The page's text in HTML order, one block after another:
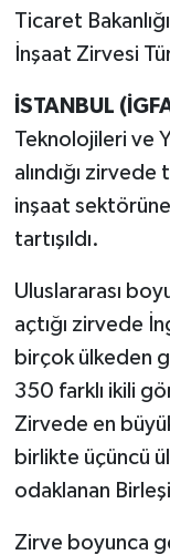
Ticaret
İnşaat Zirvesi
İSTANBUL
Teknolojileri ve
alındığı
inşaat
tartışıldı.
Uluslararası
açtığı zirvede
birçok ülkeden
350 farklı ikili
Zirvede en
birlikte üçüncü
odaklanan
Zirve boyunca